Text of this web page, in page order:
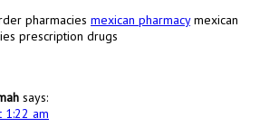
pharmacies mexican pharmacymexican
prescription drugs
says:
1:22 am